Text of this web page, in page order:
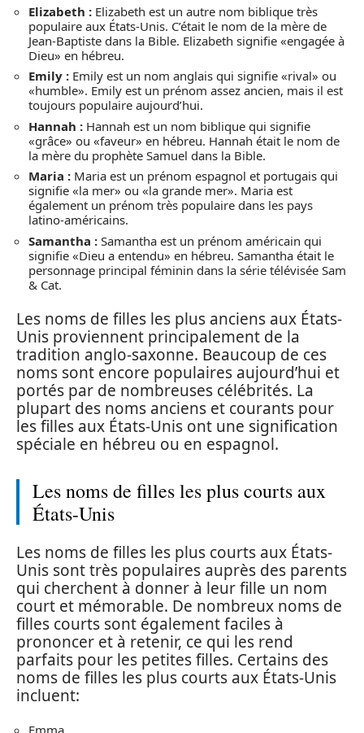
Elizabeth : Elizabeth est un autre nom biblique très
populaire aux États-Unis. C’était le nom de la mère de
Jean-Baptiste dans la Bible. Elizabeth signifie «engagée à
Dieu» en hébreu.
Emily : Emily est un nom anglais qui signifie «rival» ou
«humble». Emily est un prénom assez ancien, mais il est
toujours populaire aujourd’hui.
Hannah : Hannah est un nom biblique qui signifie
«grâce» ou «faveur» en hébreu. Hannah était le nom de
la mère du prophète Samuel dans la Bible.
Maria : Maria est un prénom espagnol et portugais qui
signifie «la mer» ou «la grande mer». Maria est
également un prénom très populaire dans les pays
latino-américains.
Samantha : Samantha est un prénom américain qui
signifie «Dieu a entendu» en hébreu. Samantha était le
personnage principal féminin dans la série télévisée Sam
& Cat.
Les noms de filles les plus anciens aux États-
Unis proviennent principalement de la
tradition anglo-saxonne. Beaucoup de ces
noms sont encore populaires aujourd’hui et
portés par de nombreuses célébrités. La
plupart des noms anciens et courants pour
les filles aux États-Unis ont une signification
spéciale en hébreu ou en espagnol.
Les noms de filles les plus courts aux
États-Unis
Les noms de filles les plus courts aux États-
Unis sont très populaires auprès des parents
qui cherchent à donner à leur fille un nom
court et mémorable. De nombreux noms de
filles courts sont également faciles à
prononcer et à retenir, ce qui les rend
parfaits pour les petites filles. Certains des
noms de filles les plus courts aux États-Unis
incluent: